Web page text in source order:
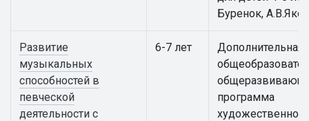
Буренок,
Развитие
музыкальных
способностей в
певческой
деятельности с
6-7 лет
Дополнительная
программа
художественной